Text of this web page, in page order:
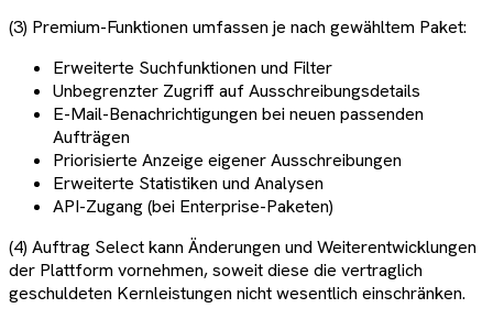
(3) Premium-Funktionen umfassen je nach gewähltem Paket:
Erweiterte Suchfunktionen und Filter
Unbegrenzter Zugriff auf Ausschreibungsdetails
E-Mail-Benachrichtigungen bei neuen passenden
Aufträgen
Priorisierte Anzeige eigener Ausschreibungen
Erweiterte Statistiken und Analysen
API-Zugang (bei Enterprise-Paketen)
(4) Auftrag Select kann Änderungen und Weiterentwicklungen
der Plattform vornehmen, soweit diese die vertraglich
geschuldeten Kernleistungen nicht wesentlich einschränken.